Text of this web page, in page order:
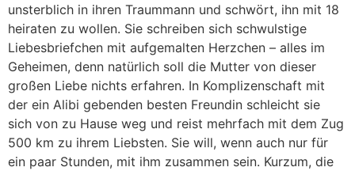
unsterblich in ihren Traummann und schwört, ihn mit 18
heiraten zu wollen. Sie schreiben sich schwulstige
Liebesbriefchen mit aufgemalten Herzchen – alles im
Geheimen, denn natürlich soll die Mutter von dieser
großen Liebe nichts erfahren. In Komplizenschaft mit
der ein Alibi gebenden besten Freundin schleicht sie
sich von zu Hause weg und reist mehrfach mit dem Zug
500 km zu ihrem Liebsten. Sie will, wenn auch nur für
ein paar Stunden, mit ihm zusammen sein. Kurzum, die